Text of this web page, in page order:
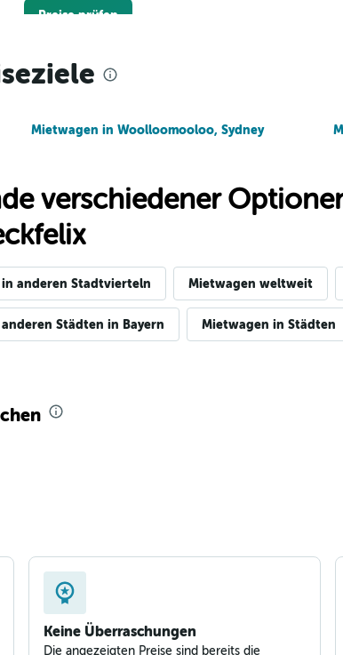
Preise prüfen
Preise prüfen
Preise prüfen
Mietwagen in Woolloomooloo, Sydney
verschiedener
anderen Stadtvierteln Mietwagen weltweit
Städten in Bayern Mietwagen in Städten
Keine Überraschungen
Die angezeigten Preise sind bereits die